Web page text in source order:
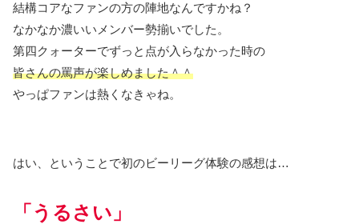
結構コアなファンの方の陣地なんですかね？
なかなか濃いいメンバー勢揃いでした。
第四クォーターでずっと点が入らなかった時の
皆さんの罵声が楽しめました＾＾
やっぱファンは熱くなきゃね。
はい、ということで初のビーリーグ体験の感想は…
「うるさい」